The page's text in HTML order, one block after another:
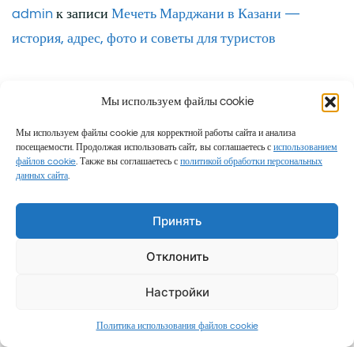
Мы используем файлы cookie
Мы используем файлы cookie для корректной работы сайта и анализа
посещаемости. Продолжая использовать сайт, вы соглашаетесь с использованием
файлов cookie. Также вы соглашаетесь с политикой обработки персональных
данных сайта.
Принять
Отклонить
Настройки
Политика использования файлов cookie
admin к записи Мечеть Марджани в Казани —
история, адрес, фото и советы для туристов
Пользовательское соглашение|Политика
конфиденциальности
персональных данных
файлов cookie